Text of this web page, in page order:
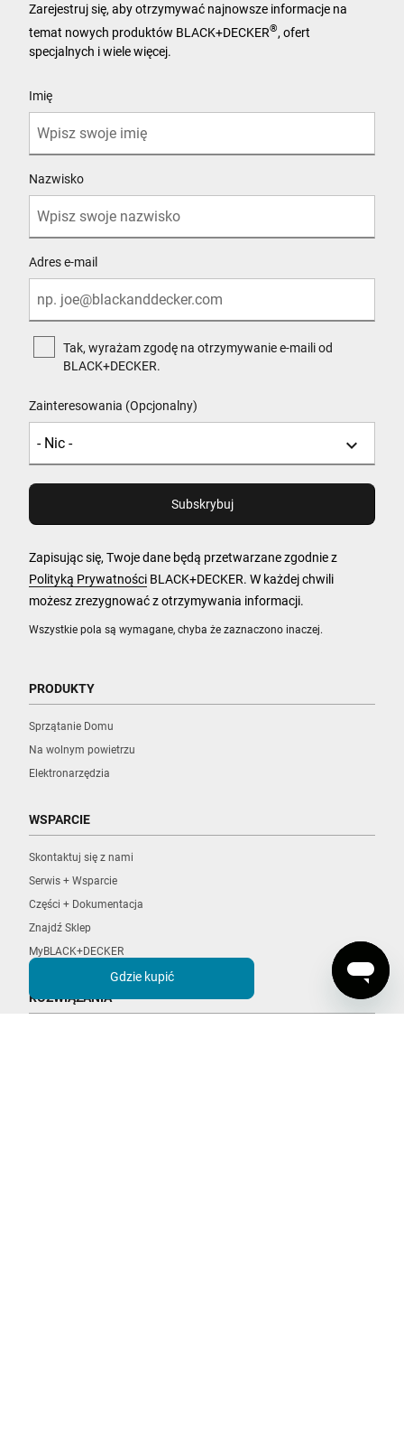
Gdzie kupić
Wszystkie pola są wymagane, chyba że zaznaczono inaczej.
Zarejestruj się, aby otrzymywać najnowsze informacje na
temat nowych produktów BLACK+DECKER® , ofert
specjalnych i wiele więcej.
Imię
Nazwisko
Adres e-mail
Tak, wyrażam zgodę na otrzymywanie e-maili od
BLACK+DECKER.
Zainteresowania (Opcjonalny)
Zapisując się, Twoje dane będą przetwarzane zgodnie z
Polityką Prywatności BLACK+DECKER. W każdej chwili
możesz zrezygnować z otrzymywania informacji.
PRODUKTY
Sprzątanie Domu
Na wolnym powietrzu
Elektronarzędzia
WSPARCIE
Skontaktuj się z nami
Serwis + Wsparcie
Części + Dokumentacja
Znajdź Sklep
MyBLACK+DECKER
ROZWIĄZANIA